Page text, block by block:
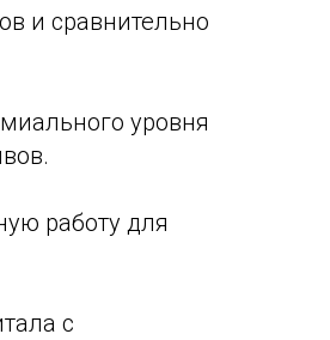
и сравнительно
уровня
работу для
с